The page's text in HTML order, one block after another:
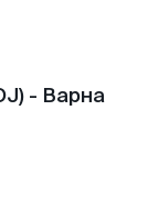
- Варна